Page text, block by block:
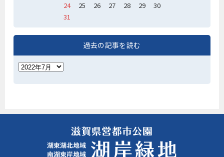
24
25 26 27 28 29
30
31
過去の記事を読む